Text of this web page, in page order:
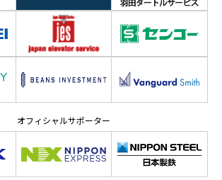
オフィシャルサポーター